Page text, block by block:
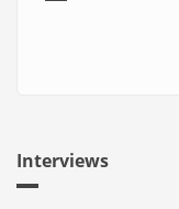
Interviews